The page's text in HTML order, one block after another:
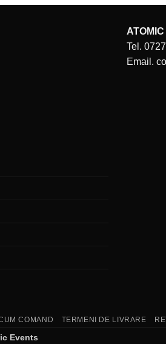
Tel.
Email.
COMAND TERMENI DE LIVRARE
Events